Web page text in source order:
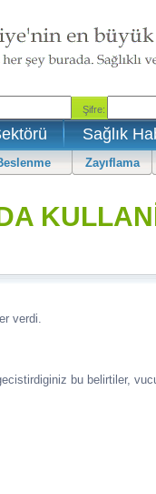
Sağlık
Zayıflama
verdi.
bu belirtiler,